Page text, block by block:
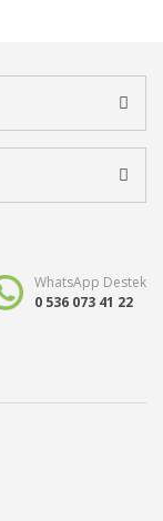
WhatsApp Destek
0 536 073 41 22